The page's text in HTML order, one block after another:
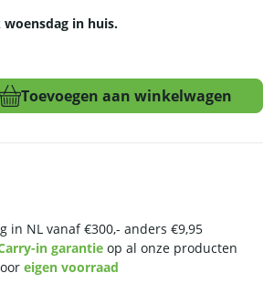
in huis.
Toevoegen aan winkelwagen
in NL vanaf €300,- anders €9,95
in garantie op al onze producten
eigen voorraad